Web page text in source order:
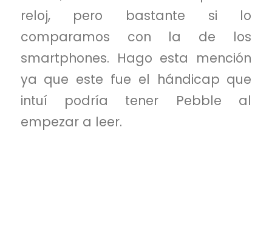
reloj, pero bastante si lo
comparamos con la de los
smartphones. Hago esta mención
ya que este fue el hándicap que
intuí podría tener Pebble al
empezar a leer.